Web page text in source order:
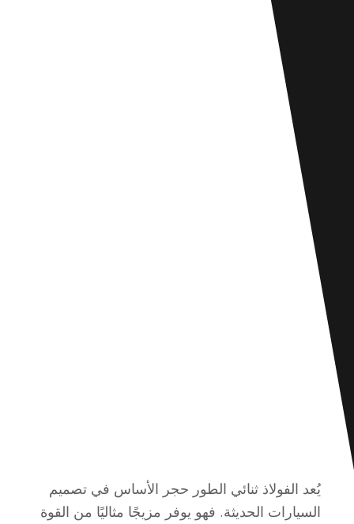
يُعد الفولاذ ثنائي الطور حجر الأساس في تصميم
السيارات الحديثة. فهو يوفر مزيجًا مثاليًا من القوة